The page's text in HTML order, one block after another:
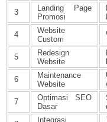
3
Landing Page
Promosi
4
Website
Custom
5
Redesign
Website
6
Maintenance
Website
7
Optimasi SEO
Dasar
Integrasi